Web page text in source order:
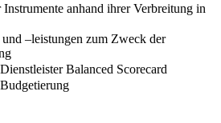
anhand ihrer Verbreitung in
–leistungen zum Zweck der
Balanced Scorecard